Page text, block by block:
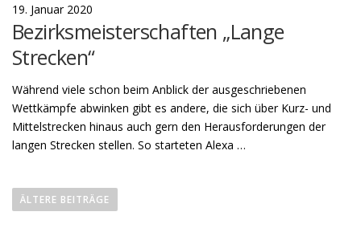
19. Januar 2020
Bezirksmeisterschaften „Lange
Strecken“
Während viele schon beim Anblick der ausgeschriebenen
Wettkämpfe abwinken gibt es andere, die sich über Kurz- und
Mittelstrecken hinaus auch gern den Herausforderungen der
langen Strecken stellen. So starteten Alexa …
e
i
ÄLTERE BEITRÄGE